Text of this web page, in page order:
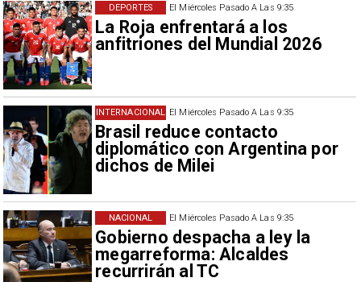
El Miércoles Pasado A Las 9:35
La Roja enfrentará a los
anfitriones del Mundial 2026
DEPORTES
El Miércoles Pasado A Las 9:35
Brasil reduce contacto
diplomático con Argentina por
dichos de Milei
INTERNACIONAL
El Miércoles Pasado A Las 9:35
Gobierno despacha a ley la
megarreforma: Alcaldes
recurrirán al TC
NACIONAL